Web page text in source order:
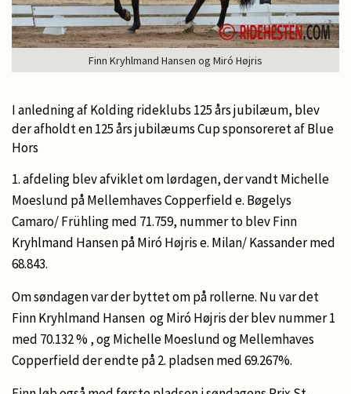
Finn Kryhlmand Hansen og Miró Højris
I anledning af Kolding rideklubs 125 års jubilæum, blev
der afholdt en 125 års jubilæums Cup sponsoreret af Blue
Hors
1. afdeling blev afviklet om lørdagen, der vandt Michelle
Moeslund på Mellemhaves Copperfield e. Bøgelys
Camaro/ Frühling med 71.759, nummer to blev Finn
Kryhlmand Hansen på Miró Højris e. Milan/ Kassander med
68.843.
Om søndagen var der byttet om på rollerne. Nu var det
Finn Kryhlmand Hansen og Miró Højris der blev nummer 1
med 70.132 % , og Michelle Moeslund og Mellemhaves
Copperfield der endte på 2. pladsen med 69.267%.